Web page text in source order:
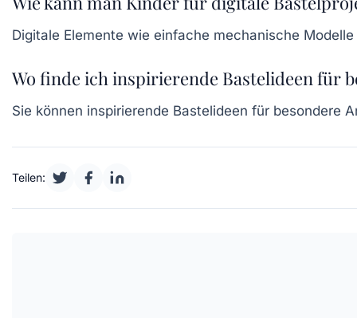
Digitale Elemente wie einfache mechanische
Wo finde ich inspirierende Bastelideen für
Sie können inspirierende Bastelideen für besondere
Teilen: